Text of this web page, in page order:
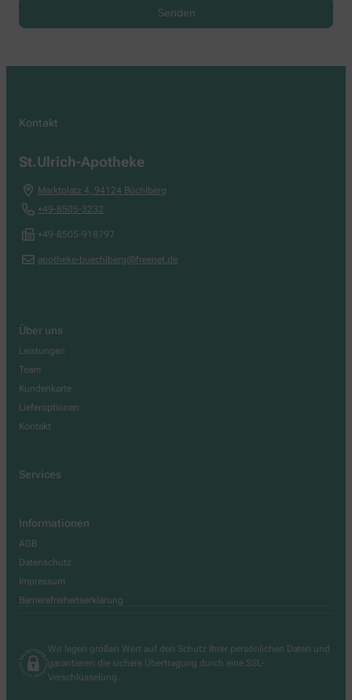
Kontakt
St.Ulrich-Apotheke
Marktplatz 4, 94124 Büchlberg
+49-8505-3232
+49-8505-918797
apotheke-buechlberg@freenet.de
Über uns
Leistungen
Team
Kundenkarte
Lieferoptionen
Kontakt
Services
Informationen
AGB
Datenschutz
Impressum
Barrierefreiheitserklärung
Wir legen großen Wert auf den Schutz Ihrer persönlichen Daten und
garantieren die sichere Übertragung durch eine SSL-
Verschlüsselung.